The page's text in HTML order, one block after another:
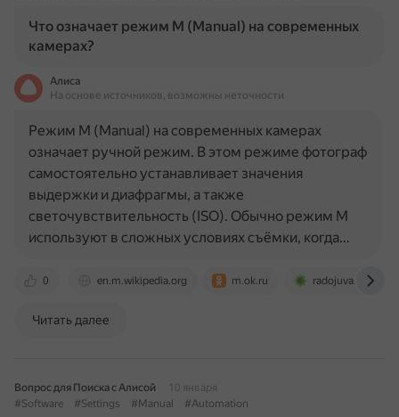
Что означает режим M (Manual) на современных
камерах?
Алиса
На основе источников, возможны неточности
0 en.m.wikipedia.org m.ok.ru radojuva.com
Режим M (Manual) на современных камерах
означает ручной режим. В этом режиме фотограф
самостоятельно устанавливает значения
выдержки и диафрагмы, а также
светочувствительность (ISO). Обычно режим M
используют в сложных условиях съёмки, когда…
Читать далее
Вопрос для Поиска с Алисой
10 января
#Software
#Settings #Manual #Automation